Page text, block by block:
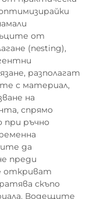
от
(nesting),
разполагат
с материал,
на
спрямо
при ръчно
да
преди
откриват
скъпо
Водещите